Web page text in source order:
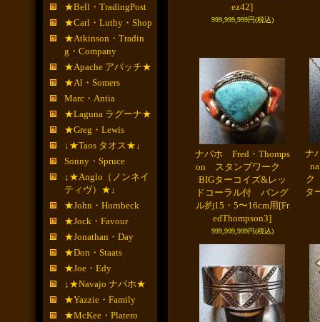
★Bell・TradingPost
★Carl・Luthy・Shop
★Atkinson・Tradin
g・Company
★Apache アパッチ★
★Al・Somers
Marc・Antia
★Laguna ラグーナ★
★Greg・Lewis
↓★Taos タオス★↓
Sonny・Spruce
↓★Anglo（ノンネイ
ティヴ）★↓
★John・Hornbeck
★Jock・Favour
★Jonathan・Day
★Don・Staats
★Joe・Edy
↓★Navajo ナバホ★
★Yazzie・Family
★McKee・Platero
ez42]
999,999,999円(税込)
ナバホ Fred・Thomps
on スタンプワーク
BIGターコイズ&レッ
ドコーラル付 バング
ル約15・5〜16cm用 [Fr
edThompson3]
999,999,999円(税込)
ナ
ク
タ